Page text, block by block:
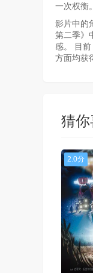
一次权衡。
影片中的
第二季》
感。 目
方面均获
猜你
2.0分